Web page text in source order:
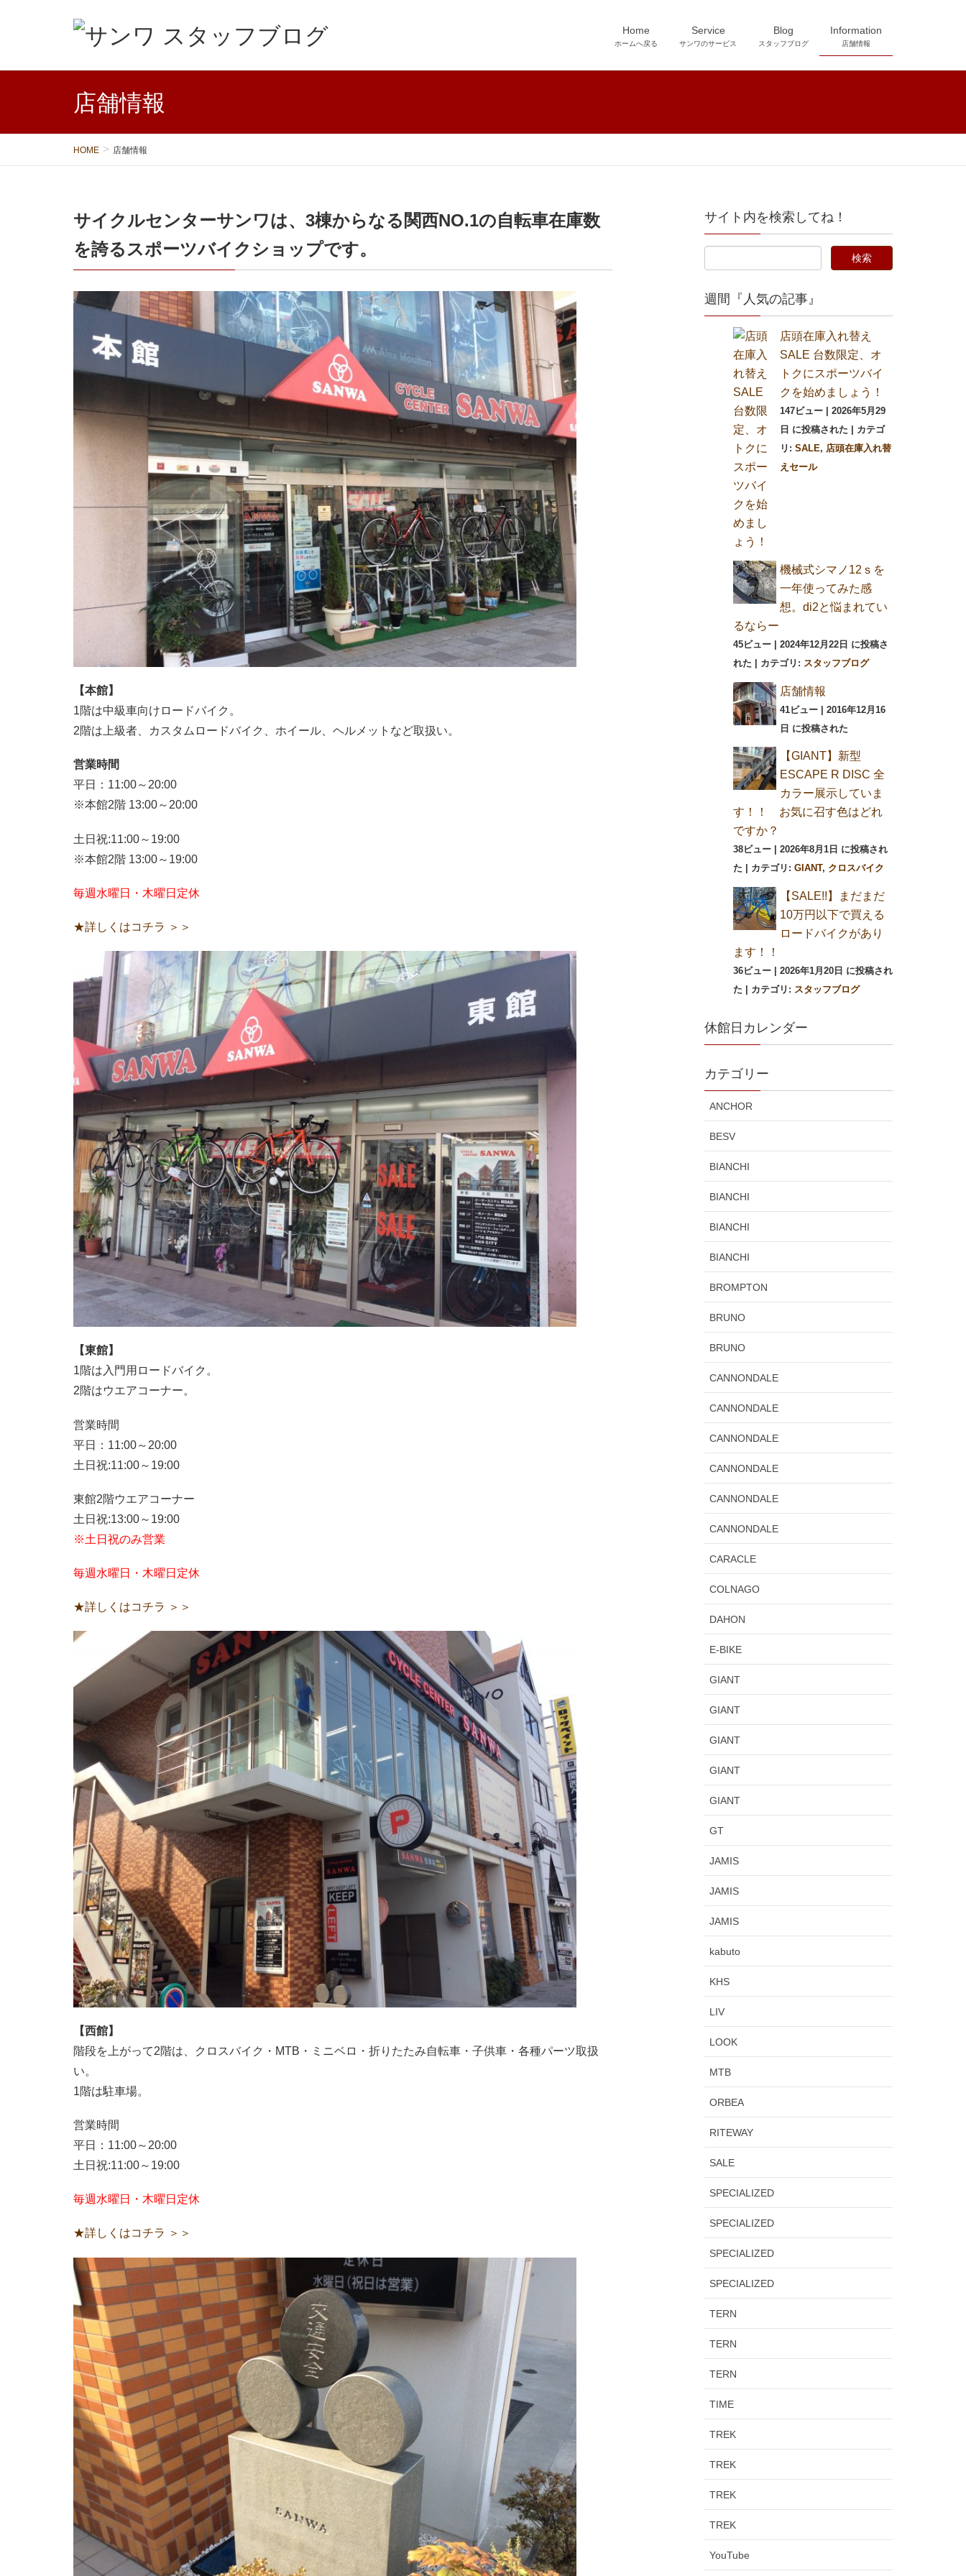
Home
ホームへ戻る
Service
サンワのサービス
Blog
スタッフブログ
Information
店舗情報
店舗情報
HOME 店舗情報
サイクルセンターサンワは、3棟からなる関西NO.1の自転車在庫数
を誇るスポーツバイクショップです。
【本館】
1階は中級車向けロードバイク。
2階は上級者、カスタムロードバイク、ホイール、ヘルメットなど取扱い。
営業時間
平日：11:00～20:00
※本館2階 13:00～20:00
土日祝:11:00～19:00
※本館2階 13:00～19:00
毎週水曜日・木曜日定休
★詳しくはコチラ ＞＞
【東館】
1階は入門用ロードバイク。
2階はウエアコーナー。
営業時間
平日：11:00～20:00
土日祝:11:00～19:00
東館2階ウエアコーナー
土日祝:13:00～19:00
※土日祝のみ営業
毎週水曜日・木曜日定休
★詳しくはコチラ ＞＞
【西館】
階段を上がって2階は、クロスバイク・MTB・ミニベロ・折りたたみ自転車・子供車・各種パーツ取扱
い。
1階は駐車場。
営業時間
平日：11:00～20:00
土日祝:11:00～19:00
毎週水曜日・木曜日定休
★詳しくはコチラ ＞＞
サイト内を検索してね！
週間『人気の記事』
店頭在庫入れ替え
SALE 台数限定、オ
トクにスポーツバイ
クを始めましょう！
147ビュー| 2026年5月29
日 に投稿された
カテゴ
リ: SALE, 店頭在庫入れ替
えセール
機械式シマノ12ｓを
一年使ってみた感
想。di2と悩まれてい
るならー
45ビュー| 2024年12月22日 に投稿さ
れた
カテゴリ: スタッフブログ
店舗情報
41ビュー| 2016年12月16
日 に投稿された
【GIANT】新型
ESCAPE R DISC 全
カラー展示していま
す！！ お気に召す色はどれ
ですか？
38ビュー| 2026年8月1日 に投稿され
た
カテゴリ: GIANT, クロスバイク
【SALE!!】まだまだ
10万円以下で買える
ロードバイクがあり
ます！！
36ビュー| 2026年1月20日 に投稿され
た
カテゴリ: スタッフブログ
休館日カレンダー
カテゴリー
ANCHOR
BESV
BIANCHI
BIANCHI
BIANCHI
BIANCHI
BROMPTON
BRUNO
BRUNO
CANNONDALE
CANNONDALE
CANNONDALE
CANNONDALE
CANNONDALE
CANNONDALE
CARACLE
COLNAGO
DAHON
E-BIKE
GIANT
GIANT
GIANT
GIANT
GIANT
GT
JAMIS
JAMIS
JAMIS
kabuto
KHS
LIV
LOOK
MTB
ORBEA
RITEWAY
SALE
SPECIALIZED
SPECIALIZED
SPECIALIZED
SPECIALIZED
TERN
TERN
TERN
TIME
TREK
TREK
TREK
TREK
YouTube